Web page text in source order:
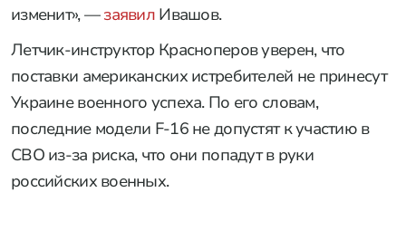
изменит», —заявил Ивашов.
Летчик-инструктор Красноперов уверен, что
поставки американских истребителей не принесут
Украине военного успеха. По его словам,
последние модели F-16 не допустят к участию в
СВО из-за риска, что они попадут в руки
российских военных.